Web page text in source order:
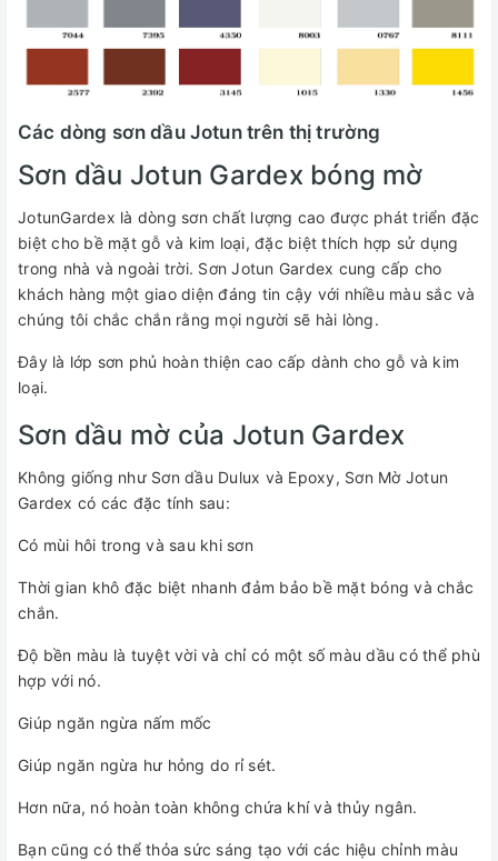
Các dòng sơn dầu Jotun trên thị trường
Sơn dầu Jotun Gardex bóng mờ
JotunGardex là dòng sơn chất lượng cao được phát triển đặc
biệt cho bề mặt gỗ và kim loại, đặc biệt thích hợp sử dụng
trong nhà và ngoài trời. Sơn Jotun Gardex cung cấp cho
khách hàng một giao diện đáng tin cậy với nhiều màu sắc và
chúng tôi chắc chắn rằng mọi người sẽ hài lòng.
Đây là lớp sơn phủ hoàn thiện cao cấp dành cho gỗ và kim
loại.
Sơn dầu mờ của Jotun Gardex
Không giống như Sơn dầu Dulux và Epoxy, Sơn Mờ Jotun
Gardex có các đặc tính sau:
Có mùi hôi trong và sau khi sơn
Thời gian khô đặc biệt nhanh đảm bảo bề mặt bóng và chắc
chắn.
Độ bền màu là tuyệt vời và chỉ có một số màu dầu có thể phù
hợp với nó.
Giúp ngăn ngừa nấm mốc
Giúp ngăn ngừa hư hỏng do rỉ sét.
Hơn nữa, nó hoàn toàn không chứa khí và thủy ngân.
Bạn cũng có thể thỏa sức sáng tạo với các hiệu chỉnh màu